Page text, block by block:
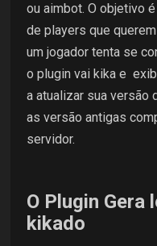
ou aimbot. O objetivo
de players que
um jogador tenta se
o plugin vai kika e
a atualizar sua versão
as versão antigas
servidor.
O Plugin Gera
kikado